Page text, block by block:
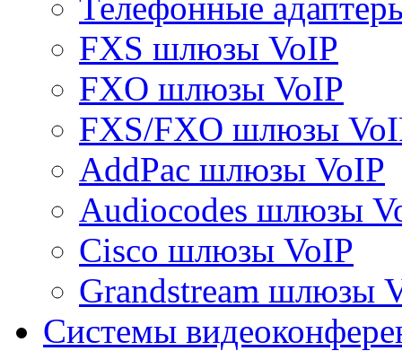
FXS шлюзы VoIP
FXO шлюзы VoIP
FXS/FXO шлюзы
AddPac шлюзы VoIP
Audiocodes шлюзы
Cisco шлюзы VoIP
Grandstream шлюзы
Системы